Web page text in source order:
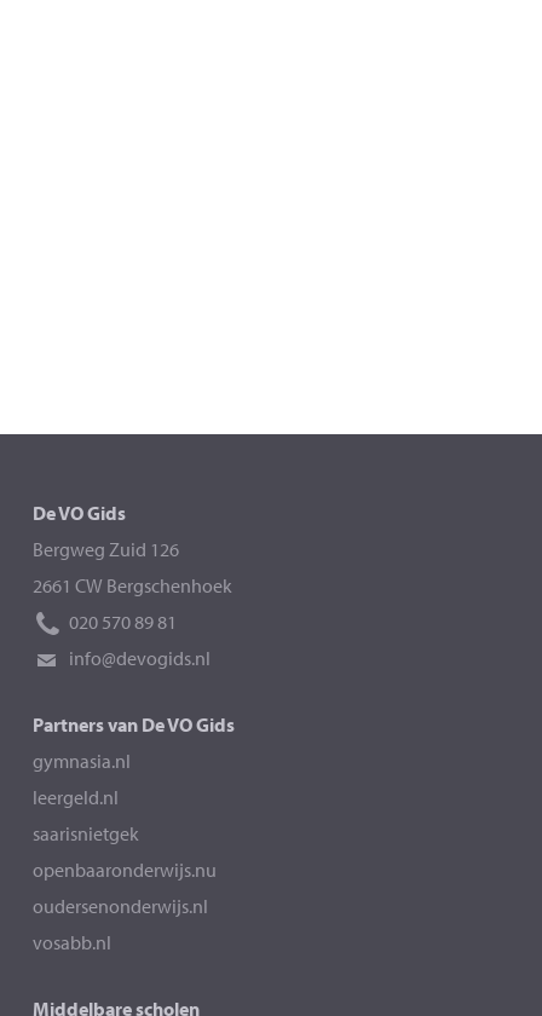
De VO Gids
Bergweg Zuid 126
2661 CW Bergschenhoek
020 570 89 81
info@devogids.nl
Partners van De VO Gids
gymnasia.nl
leergeld.nl
saarisnietgek
openbaaronderwijs.nu
oudersenonderwijs.nl
vosabb.nl
Middelbare scholen